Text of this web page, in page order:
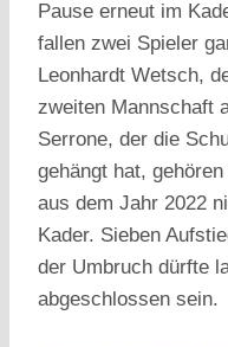
Pause erneut im
fallen zwei Spieler
Leonhardt Wetsch,
zweiten Mannschaft
Serrone, der die
gehängt hat,
aus dem Jahr 2022
Kader. Sieben
der Umbruch dürfte
abgeschlossen sein.